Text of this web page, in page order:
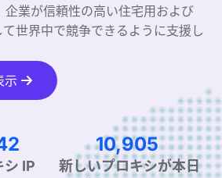
企業が信頼性の高い住宅用および
世界中で競争できるように支援し
示
シ IP
15,931
新しいプロキシが本日